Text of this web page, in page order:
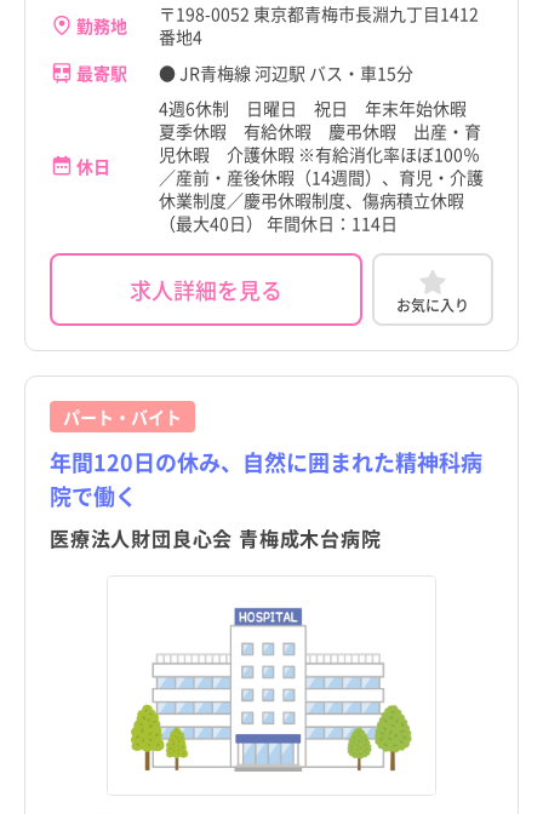
東京都
千代田区
新宿区
文京区
勤務地
〒198-0052 東京都青梅市長淵九丁目1412
番地4
最寄駅
● JR青梅線 河辺駅 バス・車15分
休日
4週6休制 日曜日 祝日 年末年始休暇
夏季休暇 有給休暇 慶弔休暇 出産・育
児休暇 介護休暇 ※有給消化率ほぼ100％
／産前・産後休暇（14週間）、育児・介護
休業制度／慶弔休暇制度、傷病積立休暇
（最大40日） 年間休日：114日
求人詳細を見る お気に入り
パート・バイト
年間120日の休み、自然に囲まれた精神科病
院で働く
医療法人財団良心会 青梅成木台病院
東京都
千代田区
新宿区
文京区